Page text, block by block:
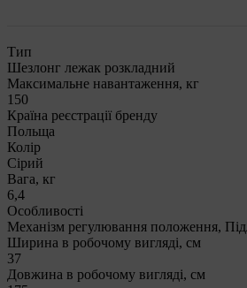
Тип
Шезлонг лежак розкладний
Максимальне навантаження, кг
150
Країна реєстрації бренду
Польща
Колір
Сірий
Вага, кг
6,4
Особливості
Механізм регулювання положення,
Ширина в робочому вигляді, см
37
Довжина в робочому вигляді, см